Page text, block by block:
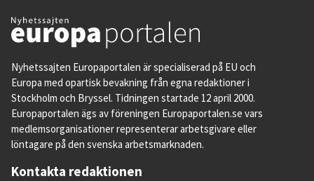
Nyhetssajten Europaportalen är specialiserad på EU och
Europa med opartisk bevakning från egna redaktioner i
Stockholm och Bryssel. Tidningen startade 12 april 2000.
Europaportalen ägs av föreningen Europaportalen.se vars
medlemsorganisationer representerar arbetsgivare eller
löntagare på den svenska arbetsmarknaden.
Kontakta redaktionen